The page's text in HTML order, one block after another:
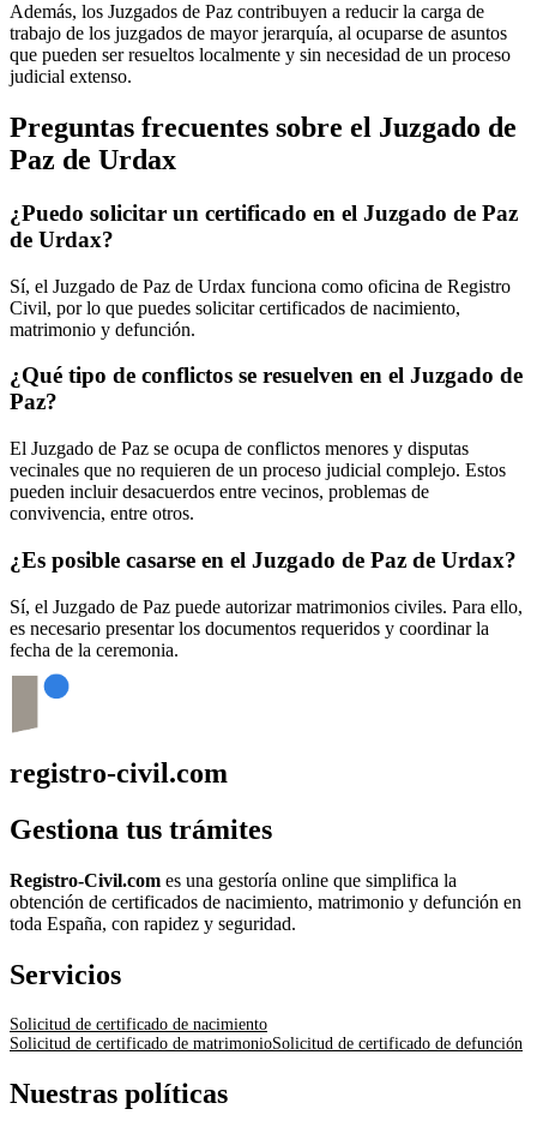
Además, los Juzgados de Paz contribuyen a reducir la carga de
trabajo de los juzgados de mayor jerarquía, al ocuparse de asuntos
que pueden ser resueltos localmente y sin necesidad de un proceso
judicial extenso.
Preguntas frecuentes sobre el Juzgado de
Paz de Urdax
¿Puedo solicitar un certificado en el Juzgado de Paz
de Urdax?
Sí, el Juzgado de Paz de Urdax funciona como oficina de Registro
Civil, por lo que puedes solicitar certificados de nacimiento,
matrimonio y defunción.
¿Qué tipo de conflictos se resuelven en el Juzgado de
Paz?
El Juzgado de Paz se ocupa de conflictos menores y disputas
vecinales que no requieren de un proceso judicial complejo. Estos
pueden incluir desacuerdos entre vecinos, problemas de
convivencia, entre otros.
¿Es posible casarse en el Juzgado de Paz de Urdax?
Sí, el Juzgado de Paz puede autorizar matrimonios civiles. Para ello,
es necesario presentar los documentos requeridos y coordinar la
fecha de la ceremonia.
registro-civil.com
Gestiona tus trámites
Registro-Civil.com es una gestoría online que simplifica la
obtención de certificados de nacimiento, matrimonio y defunción en
toda España, con rapidez y seguridad.
Servicios
Solicitud de certificado de nacimiento
Solicitud de certificado de matrimonioSolicitud de certificado de defunción
Nuestras políticas